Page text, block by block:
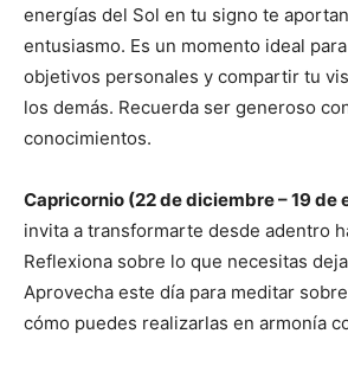
energías del Sol en tu signo te
entusiasmo. Es un momento ideal
objetivos personales y compartir tu
los demás. Recuerda ser generoso
conocimientos.
Capricornio (22 de diciembre – 19 de
invita a transformarte desde adentro
Reflexiona sobre lo que necesitas
Aprovecha este día para meditar
cómo puedes realizarlas en armonía